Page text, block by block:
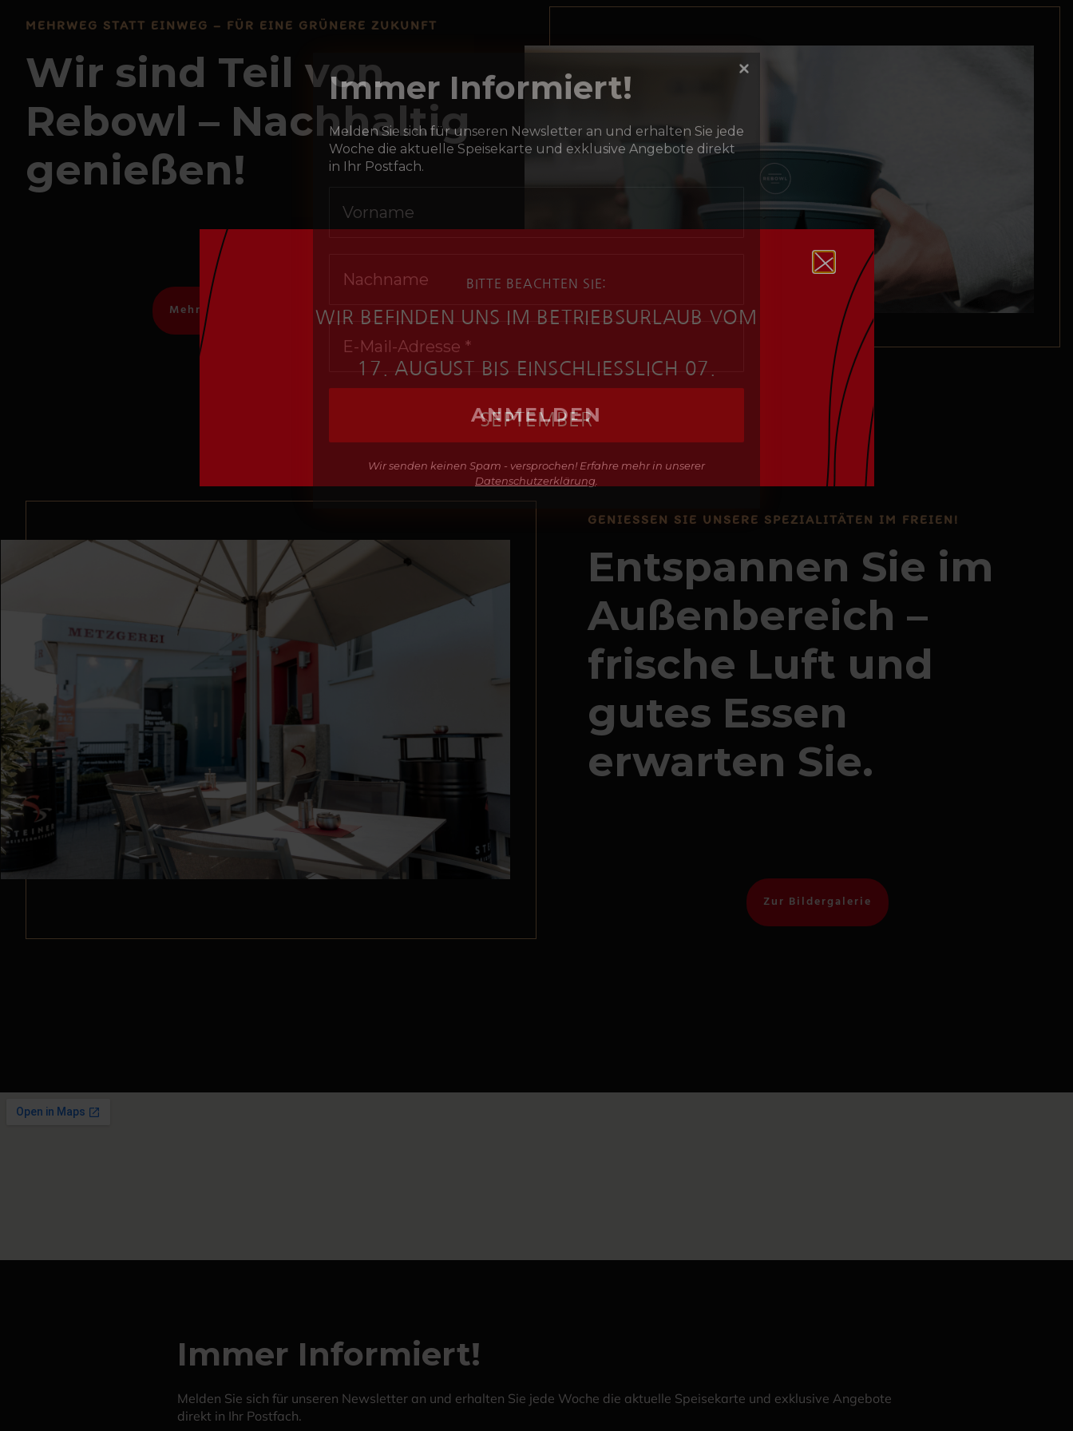
MEHRWEG STATT EINWEG – FÜR EINE GRÜNERE ZUKUNFT
Wir sind Teil von
Rebowl – Nachhaltig
genießen!
Mehr über Rebowl erfahren
GENIESSEN SIE UNSERE SPEZIALITÄTEN IM FREIEN!
Entspannen Sie im
Außenbereich –
frische Luft und
gutes Essen
erwarten Sie.
Zur Bildergalerie
Immer Informiert!
Melden Sie sich für unseren Newsletter an und erhalten Sie jede
Woche die aktuelle Speisekarte und exklusive Angebote direkt
Wir senden keinen Spam - versprochen! Erfahre mehr in unserer
.
Immer Informiert!
Melden Sie sich für unseren Newsletter an und erhalten Sie jede Woche die aktuelle Speisekarte und exklusive Angebote
direkt in Ihr Postfach.
BITTE BEACHTEN SIE:
WIR BEFINDEN UNS IM BETRIEBSURLAUB VOM
17. AUGUST BIS EINSCHLIESSLICH 07.
SEPTEMBER